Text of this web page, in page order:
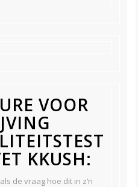
VOOR
KKUSH:
de vraag hoe dit in z’n